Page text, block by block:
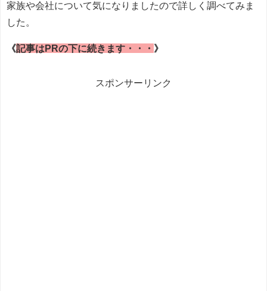
家族や会社について気になりましたので詳しく調べてみま
した。
《記事はPRの下に続きます・・・ 》
スポンサーリンク